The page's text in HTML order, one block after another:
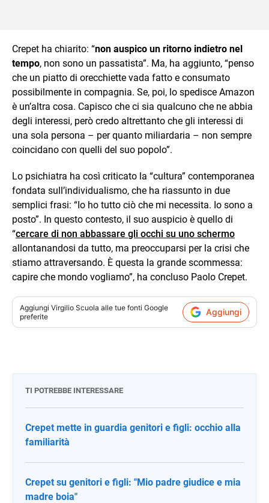
Crepet ha chiarito: “non auspico un ritorno indietro nel
tempo, non sono un passatista”. Ma, ha aggiunto, “penso
che un piatto di orecchiette vada fatto e consumato
possibilmente in compagnia. Se, poi, lo spedisce Amazon
è un’altra cosa. Capisco che ci sia qualcuno che ne abbia
degli interessi, però credo altrettanto che gli interessi di
una sola persona – per quanto miliardaria – non sempre
coincidano con quelli del suo popolo”.
Lo psichiatra ha così criticato la “cultura” contemporanea
fondata sull’individualismo, che ha riassunto in due
semplici frasi: “Io ho tutto ciò che mi necessita. Io sono a
posto”. In questo contesto, il suo auspicio è quello di
“cercare di non abbassare gli occhi su uno schermo
allontanandosi da tutto, ma preoccuparsi per la crisi che
stiamo attraversando. È questa la grande scommessa:
capire che mondo vogliamo”, ha concluso Paolo Crepet.
Aggiungi Virgilio Scuola alle tue fonti Google
preferite
Aggiungi
TI POTREBBE INTERESSARE
Crepet mette in guardia genitori e figli: occhio alla
familiarità
Crepet su genitori e figli: "Mio padre giudice e mia
madre boia"